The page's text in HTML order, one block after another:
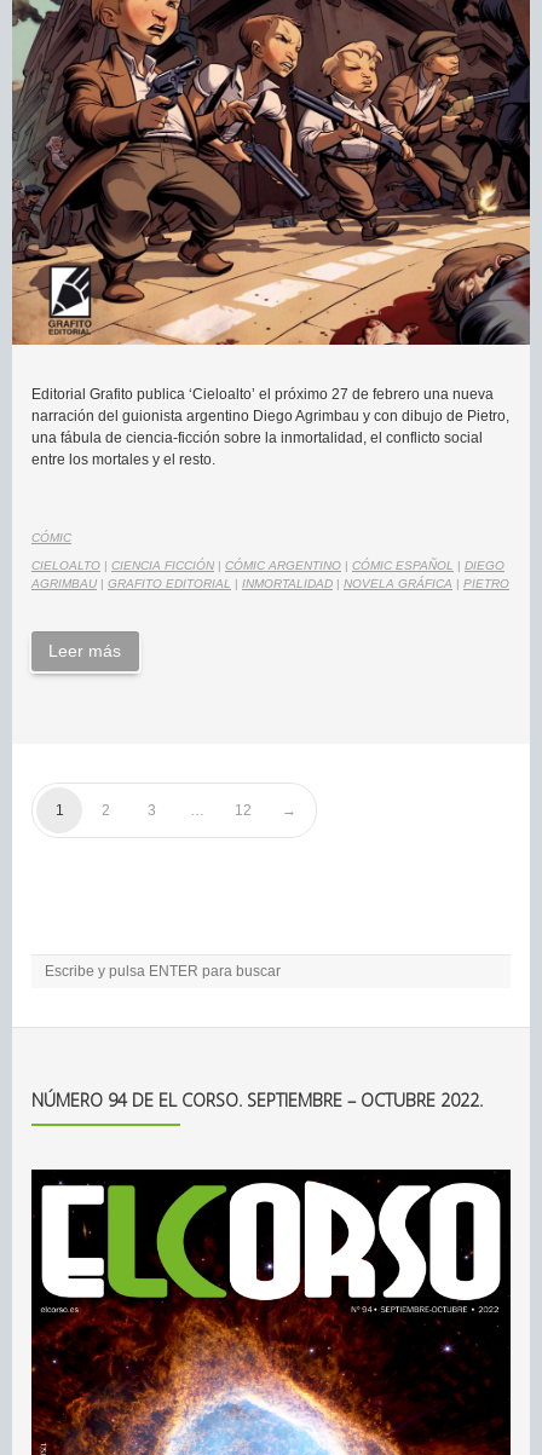
Editorial Grafito publica ‘Cieloalto’ el próximo 27 de febrero una nueva
narración del guionista argentino Diego Agrimbau y con dibujo de Pietro,
una fábula de ciencia-ficción sobre la inmortalidad, el conflicto social
entre los mortales y el resto.
CÓMIC
CIELOALTO CIENCIA FICCIÓN CÓMIC ARGENTINO CÓMIC ESPAÑOL
DIEGO
AGRIMBAU
GRAFITO EDITORIAL INMORTALIDAD NOVELA GRÁFICA PIETRO
Leer más
1 2 3 … 12
NÚMERO 94 DE EL CORSO. SEPTIEMBRE – OCTUBRE 2022.